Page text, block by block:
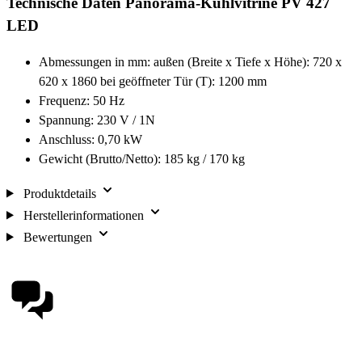
LED
Abmessungen in mm: außen (Breite x Tiefe x Höhe): 720 x
620 x 1860 bei geöffneter Tür (T): 1200 mm
Frequenz: 50 Hz
Spannung: 230 V / 1N
Anschluss: 0,70 kW
Gewicht (Brutto/Netto): 185 kg / 170 kg
Produktdetails
Herstellerinformationen
Bewertungen